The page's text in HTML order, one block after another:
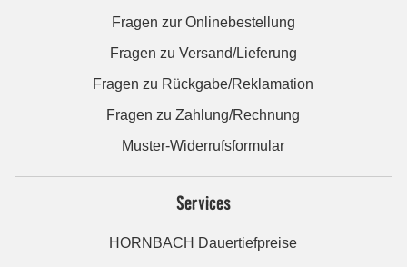
Fragen zur Onlinebestellung
Fragen zu Versand/Lieferung
Fragen zu Rückgabe/Reklamation
Fragen zu Zahlung/Rechnung
Muster-Widerrufsformular
Services
HORNBACH Dauertiefpreise